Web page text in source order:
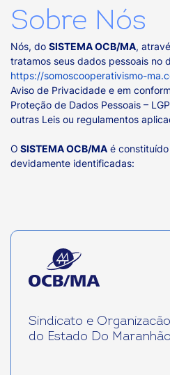
Sobre Nós
Nós, do SISTEMA OCB/MA,
tratamos seus dados pessoais no
https://somoscooperativismo-
Aviso de Privacidade e em
Proteção de Dados Pessoais –
outras Leis ou regulamentos
O SISTEMA OCB/MA é
devidamente identificadas:
Sindicato e
do Estado Do